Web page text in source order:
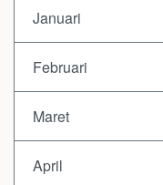
Januari
Februari
Maret
April